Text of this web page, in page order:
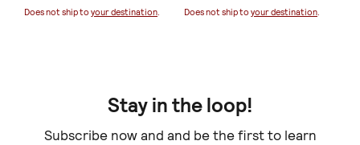
Does not ship to your destination. Does not ship to your destination.
Stay in the loop!
Subscribe now and and be the first to learn